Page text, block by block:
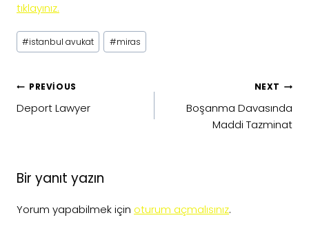
tıklayınız.
Post
Tags:
#istanbul avukat #miras
Yazı
gezinmesi
PREVIOUS
Deport Lawyer
NEXT
Boşanma Davasında
Maddi Tazminat
Bir yanıt yazın
Yorum yapabilmek için oturum açmalısınız.